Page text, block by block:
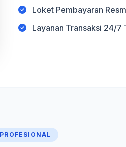
Loket Pembayaran
Layanan Transaksi 24/7